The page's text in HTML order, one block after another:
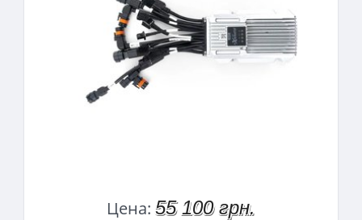
Цена: 55 100 грн.